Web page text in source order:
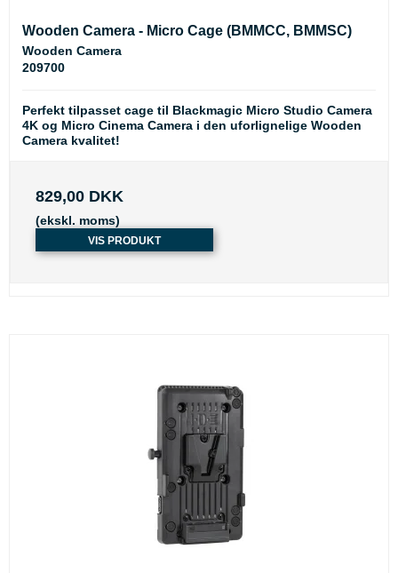
Wooden Camera - Micro Cage (BMMCC, BMMSC)
Wooden Camera
209700
Perfekt tilpasset cage til Blackmagic Micro Studio Camera
4K og Micro Cinema Camera i den uforlignelige Wooden
Camera kvalitet!
829,00 DKK
(ekskl. moms)
VIS PRODUKT